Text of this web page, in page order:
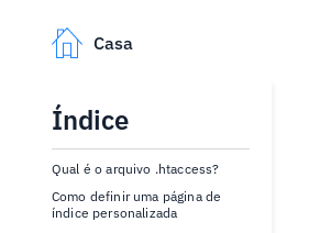
Casa
Índice
Qual é o arquivo .htaccess?
Como definir uma página de
índice personalizada